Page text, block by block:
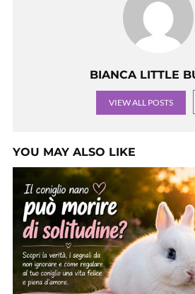
BIANCA LITTLE
VIEW ALL POSTS
YOU MAY ALSO LIKE